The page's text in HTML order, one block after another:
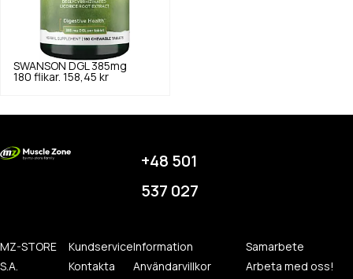
SWANSON DGL 385mg
180 flikar. 158,45 kr
+48 501
537 027
MZ-STORE
S.A.
Kundservice
Kontakta
Information
Användarvillkor
Samarbete
Arbeta med oss!